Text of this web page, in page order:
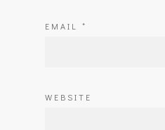
EMAIL *
WEBSITE